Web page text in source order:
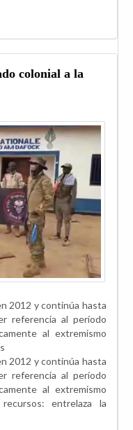
colonial a la
2012 y continúa hasta
referencia al período
al extremismo
2012 y continúa hasta
referencia al período
al extremismo
entrelaza la